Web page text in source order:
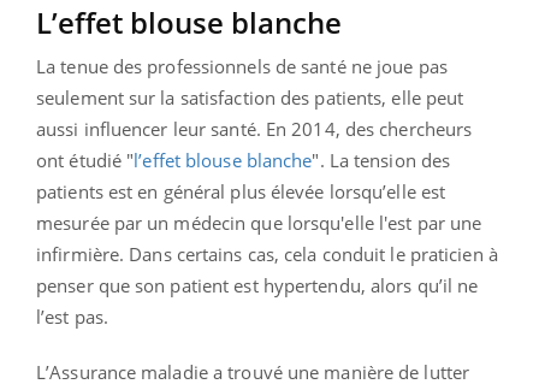
L’effet blouse blanche
La tenue des professionnels de santé ne joue pas
seulement sur la satisfaction des patients, elle peut
aussi influencer leur santé. En 2014, des chercheurs
ont étudié "l’effet blouse blanche". La tension des
patients est en général plus élevée lorsqu’elle est
mesurée par un médecin que lorsqu'elle l'est par une
infirmière. Dans certains cas, cela conduit le praticien à
penser que son patient est hypertendu, alors qu’il ne
l’est pas.
L’Assurance maladie a trouvé une manière de lutter